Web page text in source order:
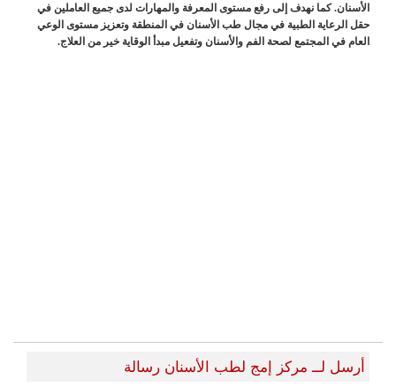
الأسنان. كما نهدف إلى رفع مستوى المعرفة والمهارات لدى جميع العاملين في
حقل الرعاية الطبية في مجال طب الأسنان في المنطقة وتعزيز مستوى الوعي
العام في المجتمع لصحة الفم والأسنان وتفعيل مبدأ الوقاية خير من العلاج.
أرسل لــ مركز إمج لطب الأسنان رسالة